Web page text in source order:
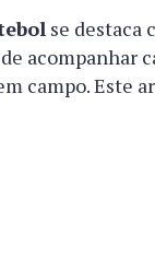
se destaca
acompanhar
campo. Este